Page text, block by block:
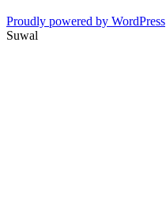
Proudly powered by WordPress
Suwal